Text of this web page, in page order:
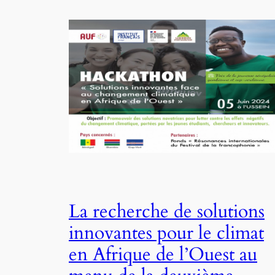
La recherche de solutions
innovantes pour le climat
en Afrique de l’Ouest au